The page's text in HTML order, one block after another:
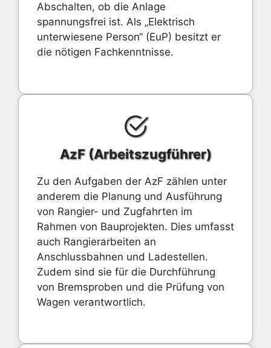
Abschalten, ob die Anlage
spannungsfrei ist. Als „Elektrisch
unterwiesene Person“ (EuP) besitzt er
die nötigen Fachkenntnisse.
AzF (Arbeitszugführer)
Zu den Aufgaben der AzF zählen unter
anderem die Planung und Ausführung
von Rangier- und Zugfahrten im
Rahmen von Bauprojekten. Dies umfasst
auch Rangierarbeiten an
Anschlussbahnen und Ladestellen.
Zudem sind sie für die Durchführung
von Bremsproben und die Prüfung von
Wagen verantwortlich.